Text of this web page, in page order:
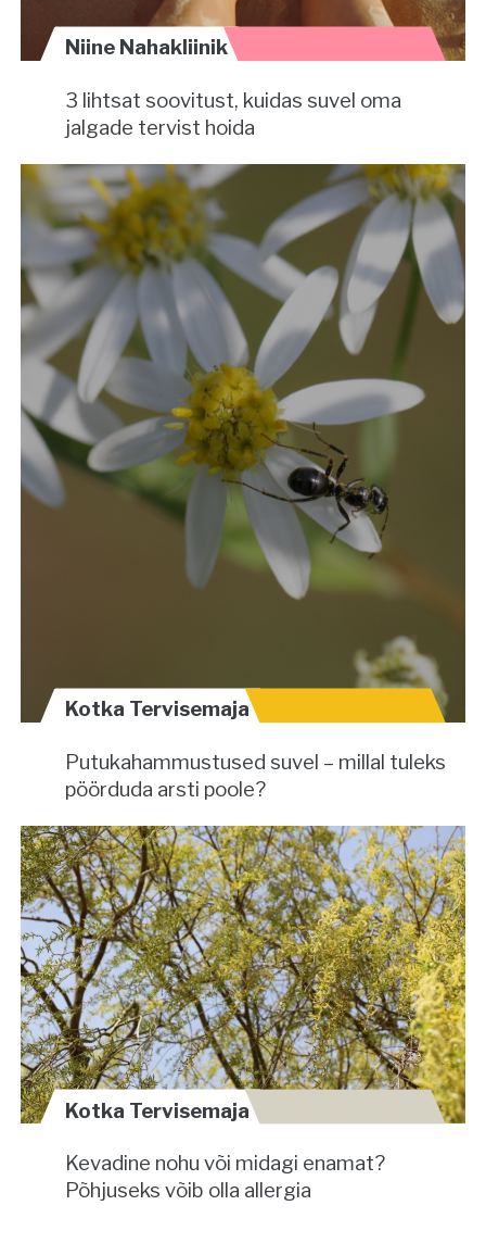
Niine Nahakliinik
3 lihtsat soovitust, kuidas suvel oma
jalgade tervist hoida
Kotka Tervisemaja
Putukahammustused suvel – millal tuleks
pöörduda arsti poole?
Kotka Tervisemaja
Kevadine nohu või midagi enamat?
Põhjuseks võib olla allergia